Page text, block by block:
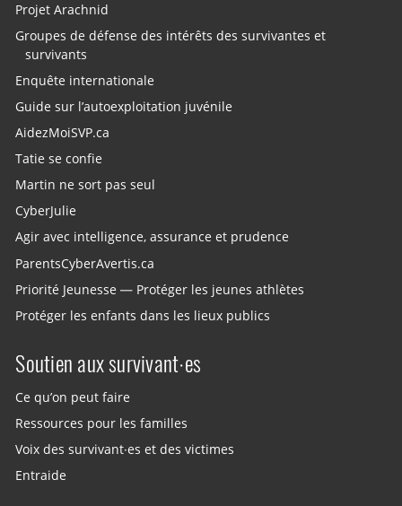
Projet Arachnid
Groupes de défense des intérêts des survivantes et
survivants
Enquête internationale
Guide sur l’autoexploitation juvénile
AidezMoiSVP.ca
Tatie se confie
Martin ne sort pas seul
CyberJulie
Agir avec intelligence, assurance et prudence
ParentsCyberAvertis.ca
Priorité Jeunesse — Protéger les jeunes athlètes
Protéger les enfants dans les lieux publics
Soutien aux survivant·es
Ce qu’on peut faire
Ressources pour les familles
Voix des survivant·es et des victimes
Entraide